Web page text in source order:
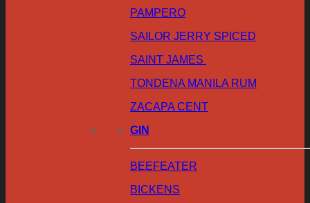
PAMPERO
SAILOR JERRY SPICED
SAINT JAMES
TONDENA MANILA RUM
ZACAPA CENT
GIN
BEEFEATER
BICKENS